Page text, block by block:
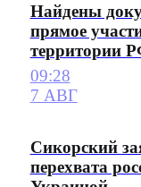
Найдены
прямое
территории
09:28
7 АВГ
Сикорский
перехвата